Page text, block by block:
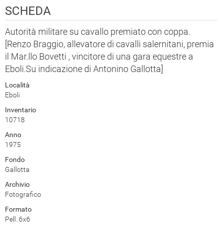
SCHEDA
Autorità militare su cavallo premiato con coppa.
[Renzo Braggio, allevatore di cavalli salernitani, premia
il Mar.llo Bovetti , vincitore di una gara equestre a
Eboli.Su indicazione di Antonino Gallotta]
Località
Eboli
Inventario
10718
Anno
1975
Fondo
Gallotta
Archivio
Fotografico
Formato
Pell. 6x6